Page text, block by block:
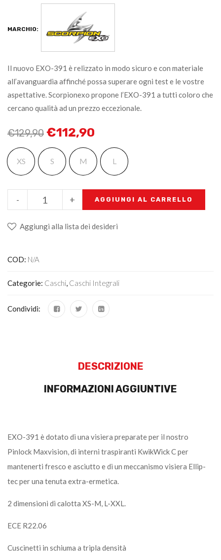
MARCHIO:
Il nuovo EXO-391 è relizzato in modo sicuro e con materiale
all’avanguardia affinché possa superare ogni test e le vostre
aspettative. Scorpionexo propone l’EXO-391 a tutti coloro che
cercano qualità ad un prezzo eccezionale.
€129,90 €112,90
XS S M L
+
- AGGIUNGI AL CARRELLO
Aggiungi alla lista dei desideri
COD: N/A
Categorie: Caschi, Caschi Integrali
Condividi:
DESCRIZIONE
INFORMAZIONI AGGIUNTIVE
EXO-391 è dotato di una visiera preparate per il nostro
Pinlock Maxvision, di interni traspiranti KwikWick C per
mantenerti fresco e asciutto e di un meccanismo visiera Ellip-
tec per una tenuta extra-ermetica.
2 dimensioni di calotta XS-M, L-XXL.
ECE R22.06
Cuscinetti in schiuma a tripla densità